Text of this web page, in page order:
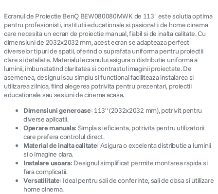
Ecranul de Proiectie BenQ BEW080080MWK de 113'' este solutia optima
pentru profesionisti, institutii educationale si pasionatii de home cinema
care necesita un ecran de proiectie manual, fiabil si de inalta calitate. Cu
dimensiuni de 2032x2032 mm, acest ecran se adapteaza perfect
diverselor tipuri de spatii, oferind o suprafata uniforma pentru proiectii
clare si detaliate. Materialul ecranului asigura o distributie uniforma a
luminii, imbunatatind claritatea si contrastul imaginii proiectate. De
asemenea, designul sau simplu si functional faciliteaza instalarea si
utilizarea zilnica, fiind alegerea potrivita pentru prezentari, proiectii
educationale sau sesiuni de cinema acasa.
Dimensiuni generoase: 113'' (2032x2032 mm), potrivit pentru
diverse aplicatii.
Operare manuala: Simpla si eficienta, potrivita pentru utilizatorii
care prefera controlul direct.
Material de inalta calitate: Asigura o excelenta distributie a luminii
si o imagine clara.
Instalare usoara: Designul simplificat permite montarea rapida si
fara complicatii.
Versatilitate: Ideal pentru sali de conferinte, sali de clasa si utilizare
home cinema.